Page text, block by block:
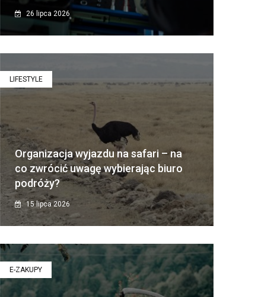
26 lipca 2026
LIFESTYLE
Organizacja wyjazdu na safari – na
co zwrócić uwagę wybierając biuro
podróży?
15 lipca 2026
E-ZAKUPY